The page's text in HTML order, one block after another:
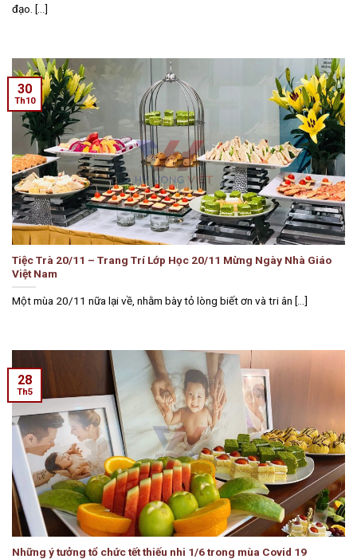
đạo. [...]
Tiệc Trà 20/11 – Trang Trí Lớp Học 20/11 Mừng Ngày Nhà Giáo
Việt Nam
Một mùa 20/11 nữa lại về, nhằm bày tỏ lòng biết ơn và tri ân [...]
30
Th10
Những ý tưởng tổ chức tết thiếu nhi 1/6 trong mùa Covid 19
28
Th5